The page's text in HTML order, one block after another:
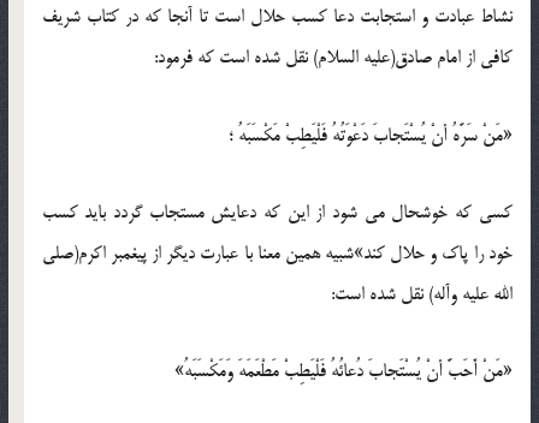
نشاط عبادت و استجابت دعا کسب حلال است تا آنجا که در کتاب شریف
کافی از امام صادق(علیه السلام) نقل شده است که فرمود:
«مَنْ سَرَّهُ أنْ یُسْتَجابَ دَعْوَتُهُ فَلْیَطِبْ مَکْسَبَهُ ؛
کسی که خوشحال می شود از این که دعایش مستجاب گردد باید کسب
خود را پاک و حلال کند»شبیه همین معنا با عبارت دیگر از پیغمبر اکرم(صلی
الله علیه وآله) نقل شده است:
«مَنْ أَحَبَّ أنْ یُسْتَجابَ دُعائُهُ فَلْیَطِبْ مَطْعَمَهَ وَمَکْسَبَهُ»